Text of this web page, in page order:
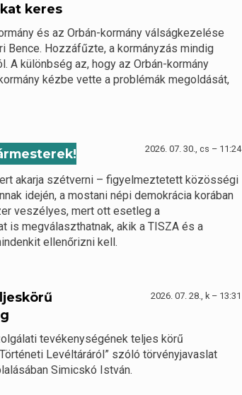
keres
és az Orbán-kormány válságkezelése
Hozzáfűzte, a kormányzás mindig
A különbség az, hogy az Orbán-kormány
kézbe vette a problémák megoldását,
2026. 07. 30., cs – 11:24
akarja szétverni – figyelmeztetett közösségi
idején, a mostani népi demokrácia korában
veszélyes, mert ott esetleg a
is megválaszthatnak, akik a TISZA és a
ellenőrizni kell.
2026. 07. 28., k – 13:31
tevékenységének teljes körű
Levéltáráról” szóló törvényjavaslat
Simicskó István.